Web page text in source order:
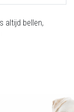
altijd bellen,